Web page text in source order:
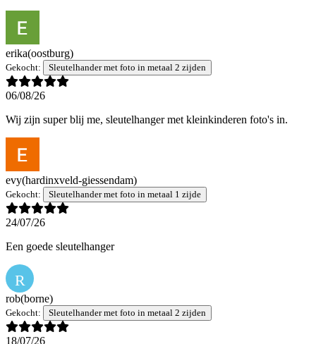
erika(oostburg)
Gekocht: Sleutelhander met foto in metaal 2 zijden
06/08/26
Wij zijn super blij me, sleutelhanger met kleinkinderen foto's in.
evy(hardinxveld-giessendam)
Gekocht: Sleutelhander met foto in metaal 1 zijde
24/07/26
Een goede sleutelhanger
R
rob(borne)
Gekocht: Sleutelhander met foto in metaal 2 zijden
18/07/26